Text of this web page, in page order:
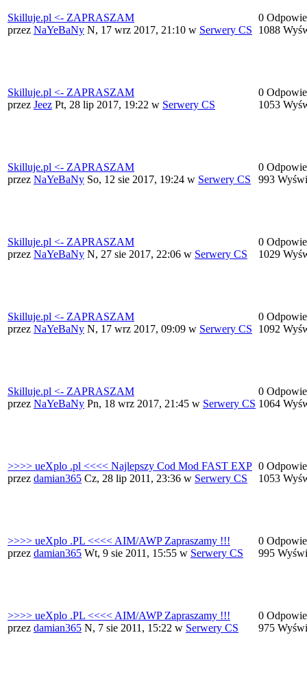
Skilluje.pl <- ZAPRASZAM
przez NaYeBaNy N, 17 wrz 2017, 21:10 w Serwery CS
0
1088
Skilluje.pl <- ZAPRASZAM
przez Jeez Pt, 28 lip 2017, 19:22 w Serwery CS
0
1053
Skilluje.pl <- ZAPRASZAM
przez NaYeBaNy So, 12 sie 2017, 19:24 w Serwery CS
0
993
Skilluje.pl <- ZAPRASZAM
przez NaYeBaNy N, 27 sie 2017, 22:06 w Serwery CS
0
1029
Skilluje.pl <- ZAPRASZAM
przez NaYeBaNy N, 17 wrz 2017, 09:09 w Serwery CS
0
1092
Skilluje.pl <- ZAPRASZAM
przez NaYeBaNy Pn, 18 wrz 2017, 21:45 w Serwery CS
0
1064
>>>> ueXplo .pl <<<< Najlepszy Cod Mod FAST EXP
przez damian365 Cz, 28 lip 2011, 23:36 w Serwery CS
0
1053
>>>> ueXplo .PL <<<< AIM/AWP Zapraszamy !!!
przez damian365 Wt, 9 sie 2011, 15:55 w Serwery CS
0
995
>>>> ueXplo .PL <<<< AIM/AWP Zapraszamy !!!
przez damian365 N, 7 sie 2011, 15:22 w Serwery CS
0
975